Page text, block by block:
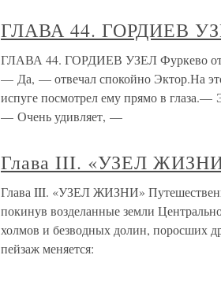
ГЛАВА 44. ГОРДИЕВ
ГЛАВА 44. ГОРДИЕВ УЗЕЛ Фуркево
— Да, — отвечал спокойно Эктор.На
испуге посмотрел ему прямо в глаза.—
— Очень удивляет, —
Глава III. «УЗЕЛ
Глава III. «УЗЕЛ ЖИЗНИ»
покинув возделанные земли
холмов и безводных долин, поросших
пейзаж меняется: